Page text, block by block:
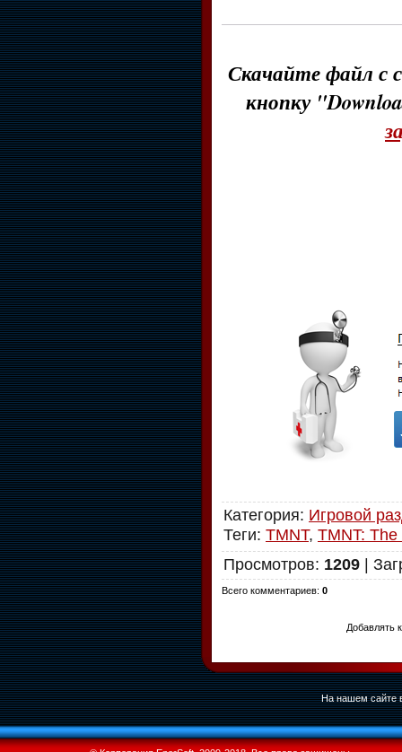
Скачайте файл с
кнопку
Категория: Игровой
Теги: TMNT, TMNT:
Просмотров: 1209 |
Всего комментариев: 0
Добавлять
На нашем сайте